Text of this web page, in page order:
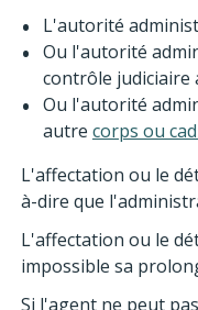
L'autorité
Ou l'autorité
contrôle judiciaire
Ou l'autorité
autre corps ou
L'affectation ou le
à-dire que
L'affectation ou le
impossible sa
Si l'agent ne peut